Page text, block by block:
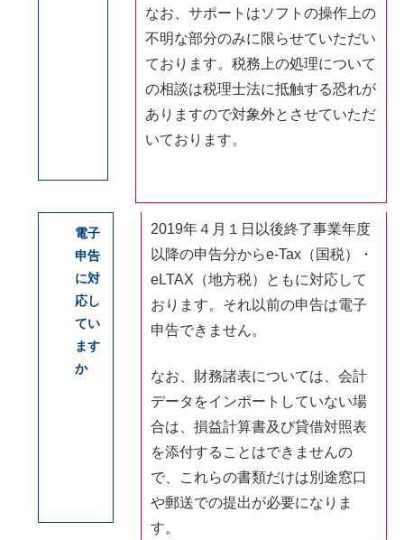
なお、サポートはソフトの操作上の
不明な部分のみに限らせていただい
ております。税務上の処理について
の相談は税理士法に抵触する恐れが
ありますので対象外とさせていただ
いております。
電子
申告
に対
応し
てい
ます
か
2019年４月１日以後終了事業年度
以降の申告分からe-Tax（国税）・
eLTAX（地方税）ともに対応して
おります。それ以前の申告は電子
申告できません。
なお、財務諸表については、会計
データをインポートしていない場
合は、損益計算書及び貸借対照表
を添付することはできませんの
で、これらの書類だけは別途窓口
や郵送での提出が必要になりま
す。